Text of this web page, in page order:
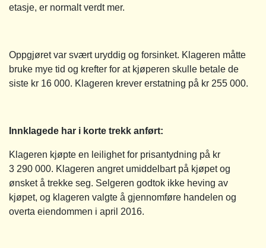
etasje, er normalt verdt mer.
Oppgjøret var svært uryddig og forsinket. Klageren måtte
bruke mye tid og krefter for at kjøperen skulle betale de
siste kr 16 000. Klageren krever erstatning på kr 255 000.
Innklagede har i korte trekk anført:
Klageren kjøpte en leilighet for prisantydning på kr
3 290 000. Klageren angret umiddelbart på kjøpet og
ønsket å trekke seg. Selgeren godtok ikke heving av
kjøpet, og klageren valgte å gjennomføre handelen og
overta eiendommen i april 2016.